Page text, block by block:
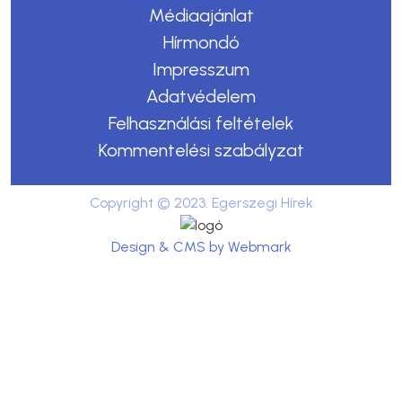
Médiaajánlat
Hírmondó
Impresszum
Adatvédelem
Felhasználási feltételek
Kommentelési szabályzat
Copyright © 2023. Egerszegi Hírek
Design & CMS by Webmark